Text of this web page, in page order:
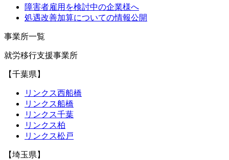
障害者雇用を検討中の企業様へ
処遇改善加算についての情報公開
事業所一覧
就労移行支援事業所
【千葉県】
リンクス西船橋
リンクス船橋
リンクス千葉
リンクス柏
リンクス松戸
【埼玉県】